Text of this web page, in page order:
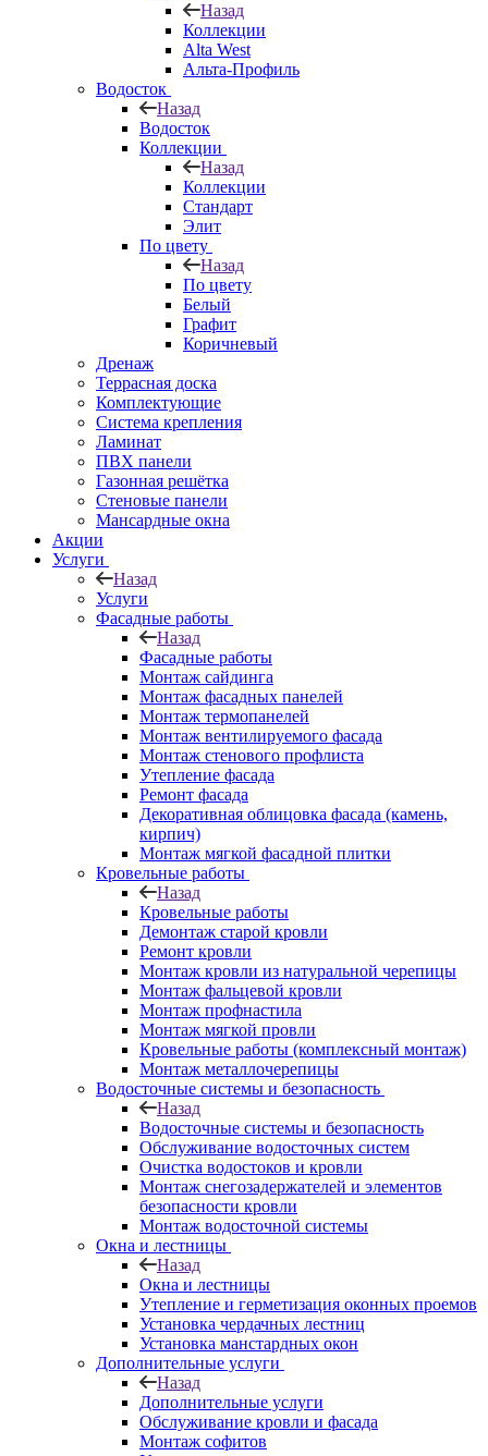
Назад
Коллекции
Alta West
Альта-Профиль
Водосток
Назад
Водосток
Коллекции
Назад
Коллекции
Стандарт
Элит
По цвету
Назад
По цвету
Белый
Графит
Коричневый
Дренаж
Террасная доска
Комплектующие
Система крепления
Ламинат
ПВХ панели
Газонная решётка
Стеновые панели
Мансардные окна
Акции
Услуги
Назад
Услуги
Фасадные работы
Назад
Фасадные работы
Монтаж сайдинга
Монтаж фасадных панелей
Монтаж термопанелей
Монтаж вентилируемого фасада
Монтаж стенового профлиста
Утепление фасада
Ремонт фасада
Декоративная облицовка фасада (камень,
кирпич)
Монтаж мягкой фасадной плитки
Кровельные работы
Назад
Кровельные работы
Демонтаж старой кровли
Ремонт кровли
Монтаж кровли из натуральной черепицы
Монтаж фальцевой кровли
Монтаж профнастила
Монтаж мягкой провли
Кровельные работы (комплексный монтаж)
Монтаж металлочерепицы
Водосточные системы и безопасность
Назад
Водосточные системы и безопасность
Обслуживание водосточных систем
Очистка водостоков и кровли
Монтаж снегозадержателей и элементов
безопасности кровли
Монтаж водосточной системы
Окна и лестницы
Назад
Окна и лестницы
Утепление и герметизация оконных проемов
Установка чердачных лестниц
Установка манстардных окон
Дополнительные услуги
Назад
Дополнительные услуги
Обслуживание кровли и фасада
Монтаж софитов